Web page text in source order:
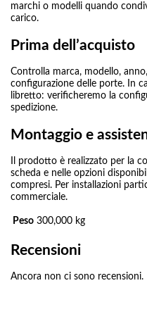
marchi o modelli quando
carico.
Prima dell’acquisto
Controlla marca, modello,
configurazione delle porte. In
libretto: verificheremo la
spedizione.
Montaggio e
Il prodotto è realizzato per la
scheda e nelle opzioni
compresi. Per installazioni
commerciale.
Peso 300,000 kg
Recensioni
Ancora non ci sono recensioni.